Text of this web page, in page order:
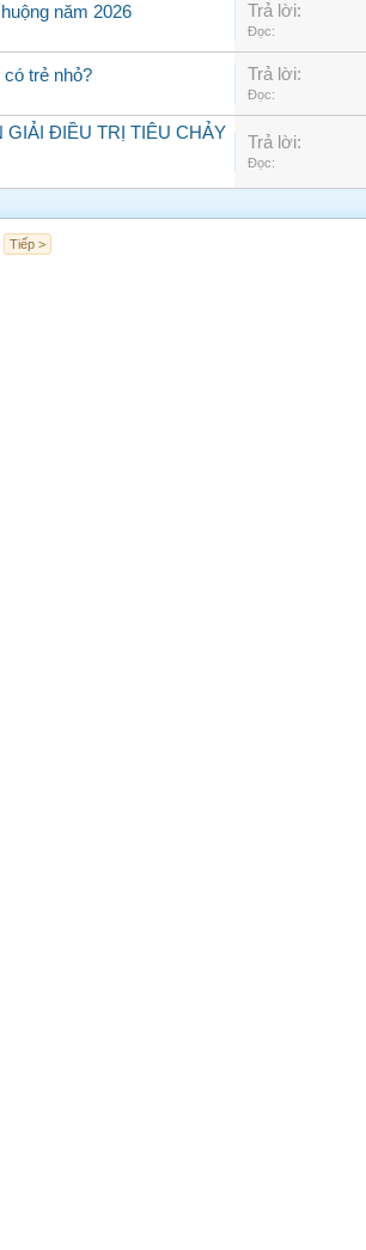
năm 2026 Trả lời:
Đọc:
có trẻ nhỏ? Trả lời:
Đọc:
ĐIỀU TRỊ TIÊU CHẢY
Trả lời:
Đọc:
Tiếp >